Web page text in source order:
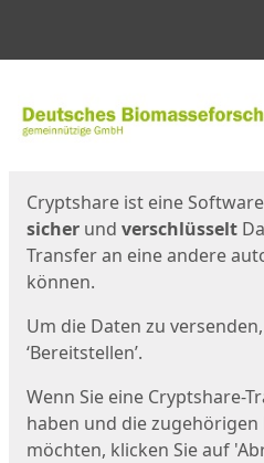
Cryptshare ist eine
sicher und verschlüsselt
Transfer an eine andere
können.
Um die Daten zu
‘Bereitstellen’.
Wenn Sie eine Cryptshare-
haben und die
möchten, klicken Sie auf